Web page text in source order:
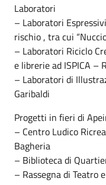
Laboratori
– Laboratori
rischio , tra cui
– Laboratori Riciclo
e librerie ad ISPICA –
– Laboratori di
Garibaldi
Progetti in fieri di
– Centro Ludico
Bagheria
– Biblioteca di
– Rassegna di Teatro